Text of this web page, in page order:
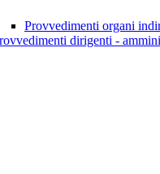
Provvedimenti organi
dirigenti -